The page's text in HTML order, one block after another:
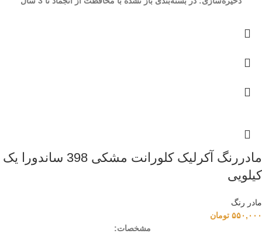
مادررنگ آکرلیک کلورانت مشکی 398 ساندورا یک
کیلویی
مادر رنگ
۵۵۰,۰۰۰ تومان
مشخصات: